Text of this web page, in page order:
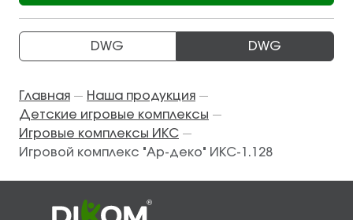
DWG DWG
Главная — Наша продукция —
Детские игровые комплексы —
Игровые комплексы ИКС —
Игровой комплекс "Ар-деко" ИКС-1.128